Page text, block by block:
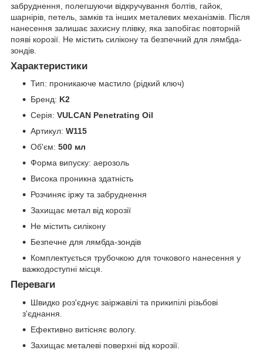
забруднення, полегшуючи відкручування болтів, гайок,
шарнірів, петель, замків та інших металевих механізмів. Після
нанесення залишає захисну плівку, яка запобігає повторній
появі корозії. Не містить силікону та безпечний для лямбда-
зондів.
Характеристики
Тип: проникаюче мастило (рідкий ключ)
Бренд: K2
Серія: VULCAN Penetrating Oil
Артикул: W115
Об'єм: 500 мл
Форма випуску: аерозоль
Висока проникна здатність
Розчиняє іржу та забруднення
Захищає метал від корозії
Не містить силікону
Безпечне для лямбда-зондів
Комплектується трубочкою для точкового нанесення у
важкодоступні місця.
Переваги
Швидко роз'єднує заіржавілі та прикипілі різьбові
з'єднання.
Ефективно витісняє вологу.
Захищає металеві поверхні від корозії.